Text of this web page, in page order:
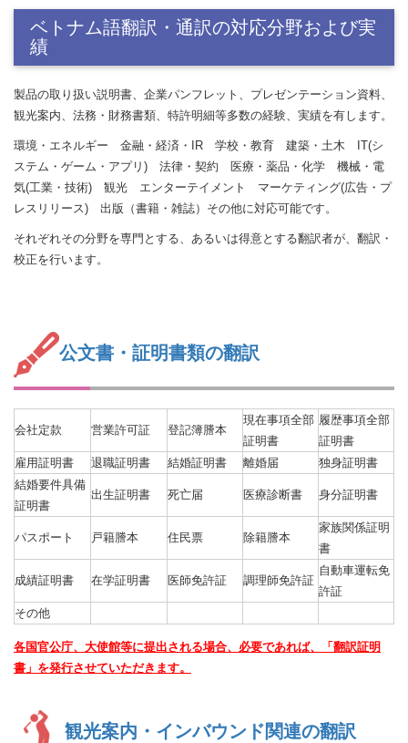
ベトナム語翻訳・通訳の対応分野および実
績
製品の取り扱い説明書、企業パンフレット、プレゼンテーション資料、
観光案内、法務・財務書類、特許明細等多数の経験、実績を有します。
環境・エネルギー 金融・経済・IR 学校・教育 建築・土木 IT(シ
ステム・ゲーム・アプリ) 法律・契約 医療・薬品・化学 機械・電
気(工業・技術) 観光 エンターテイメント マーケティング(広告・プ
レスリリース) 出版（書籍・雑誌）その他に対応可能です。
それぞれその分野を専門とする、あるいは得意とする翻訳者が、翻訳・
校正を行います。
公文書・証明書類の翻訳
会社定款 営業許可証 登記簿謄本
現在事項全部
証明書
履歴事項全部
証明書
雇用証明書
退職証明書 結婚証明書 離婚届
独身証明書
結婚要件具備
証明書
出生証明書 死亡届 医療診断書 身分証明書
パスポート 戸籍謄本 住民票 除籍謄本
家族関係証明
書
成績証明書 在学証明書 医師免許証 調理師免許証
自動車運転免
許証
その他
各国官公庁、大使館等に提出される場合、必要であれば、「翻訳証明
書」を発行させていただきます。
観光案内・インバウンド関連の翻訳